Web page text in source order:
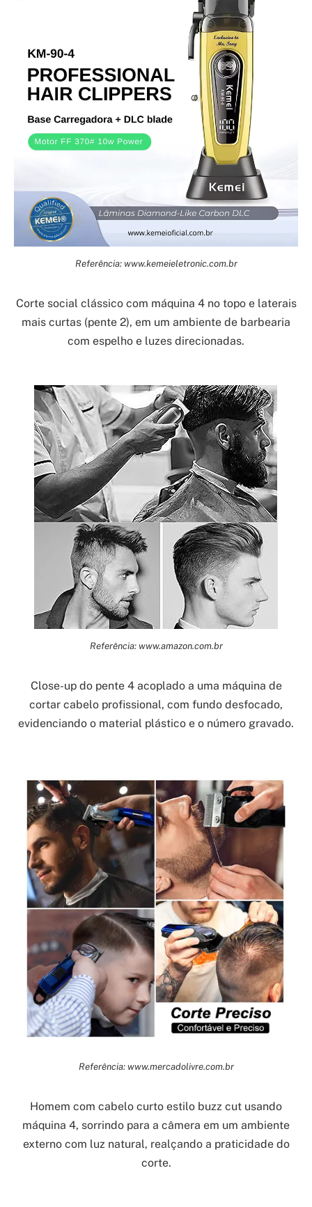
Referência: www.kemeieletronic.com.br
Corte social clássico com máquina 4 no topo e laterais
mais curtas (pente 2), em um ambiente de barbearia
com espelho e luzes direcionadas.
Referência: www.amazon.com.br
Close-up do pente 4 acoplado a uma máquina de
cortar cabelo profissional, com fundo desfocado,
evidenciando o material plástico e o número gravado.
Referência: www.mercadolivre.com.br
Homem com cabelo curto estilo buzz cut usando
máquina 4, sorrindo para a câmera em um ambiente
externo com luz natural, realçando a praticidade do
corte.